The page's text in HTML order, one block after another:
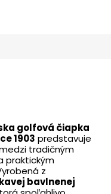
golfová čiapka
1903 predstavuje
tradičným
praktickým
z
bavlnenej